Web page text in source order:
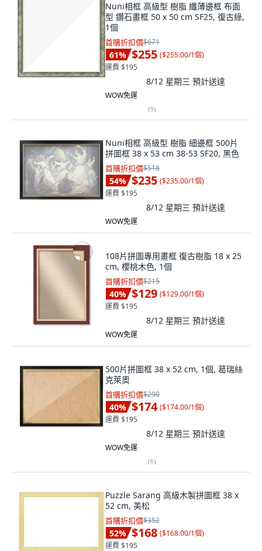
Nuni相框 高級型 樹脂 纖薄邊框 布面
型 鑽石畫框 50 x 50 cm SF25, 復古綠,
1個
首購折扣價$671
61% $255 ($255.00/1個)
運費 $195
8/12 星期三 預計送達
WOW免運
(9)
Nuni相框 高級型 樹脂 細邊框 500片
拼圖框 38 x 53 cm 38-53 SF20, 黑色
首購折扣價$518
54% $235 ($235.00/1個)
運費 $195
8/12 星期三 預計送達
WOW免運
108片拼圖專用畫框 復古樹脂 18 x 25
cm, 櫻桃木色, 1個
首購折扣價$215
40% $129 ($129.00/1個)
運費 $195
8/12 星期三 預計送達
WOW免運
500片拼圖框 38 x 52 cm, 1個, 葛瑞絲
克萊奧
首購折扣價$290
40% $174 ($174.00/1個)
運費 $195
8/12 星期三 預計送達
WOW免運
(6)
Puzzle Sarang 高級木製拼圖框 38 x
52 cm, 美松
首購折扣價$352
52% $168 ($168.00/1個)
運費 $195